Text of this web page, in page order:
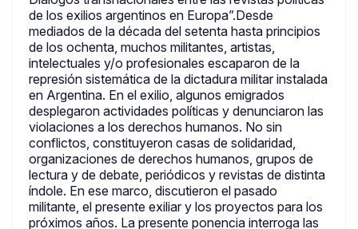
de los exilios argentinos en Europa”.Desde
mediados de la década del setenta hasta principios
de los ochenta, muchos militantes, artistas,
intelectuales y/o profesionales escaparon de la
represión sistemática de la dictadura militar instalada
en Argentina. En el exilio, algunos emigrados
desplegaron actividades políticas y denunciaron las
violaciones a los derechos humanos. No sin
conflictos, constituyeron casas de solidaridad,
organizaciones de derechos humanos, grupos de
lectura y de debate, periódicos y revistas de distinta
índole. En ese marco, discutieron el pasado
militante, el presente exiliar y los proyectos para los
próximos años. La presente ponencia interroga las